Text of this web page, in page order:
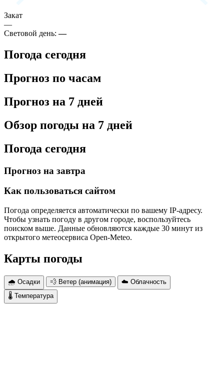
Закат
—
Световой день:—
Погода сегодня
Прогноз по часам
Прогноз на 7 дней
Обзор погоды на 7 дней
Погода сегодня
Прогноз на завтра
Как пользоваться сайтом
Погода определяется автоматически по вашему IP-адресу.
Чтобы узнать погоду в другом городе, воспользуйтесь
поиском выше. Данные обновляются каждые 30 минут из
открытого метеосервиса Open-Meteo.
Карты погоды
🌧 Осадки 💨 Ветер (анимация)
☁️ Облачность
🌡 Температура